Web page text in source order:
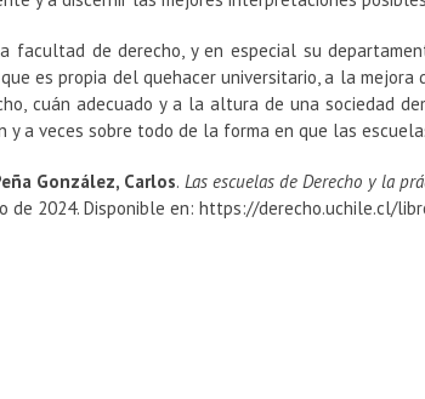
facultad de derecho, y en especial su
es propia del quehacer universitario, a la
cuán adecuado y a la altura de una sociedad
y a veces sobre todo de la forma en que las
González, Carlos. Las escuelas de Derecho y la
de 2024. Disponible en: https://derecho.uchile.cl/